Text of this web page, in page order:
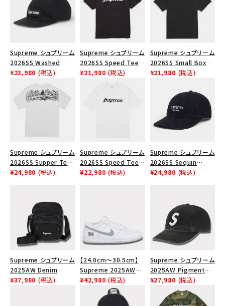
SEASON
ACCOUNT MENU
ようこそ ゲスト 様
meeting_room ログイン
Supreme シュプリーム
2026SS Washed
Chino Twill Camp
ツイル キャンプキャップ
ブラック
¥23,980 (税込)
Supreme シュプリーム
2026SS Speed Tee
スピードTシャツ ブラッ
¥21,980 (税込)
Supreme シュプリーム
2026SS Small Box
Tee スモールボックス
¥21,980 (税込)
Supreme シュプリーム
2026SS Supper Tee
サパーTシャツ ホワイ
¥24,980 (税込)
Supreme シュプリーム
2026SS Speed Tee
スピードTシャツ ホワ
¥22,980 (税込)
Supreme シュプリーム
2026SS Sequin
Denim Classic Logo
6パネルキャップ ブラッ
¥24,980 (税込)
Supreme シュプリーム
2025AW Denim
Shoulder Bag デニム
¥37,980 (税込)
【24.0cm～30.5cm】
Supreme 2025AW
Nike SB Dunk Low ナ
イキ SB ダンク ロー ス
ニーカー ホワイト
¥42,980 (税込)
Supreme シュプリーム
2025AW Pigment
Coated 2-Tone S
Logo 6-Panel Cap ピ
グメントコーテッド 2ト
¥27,980 (税込)